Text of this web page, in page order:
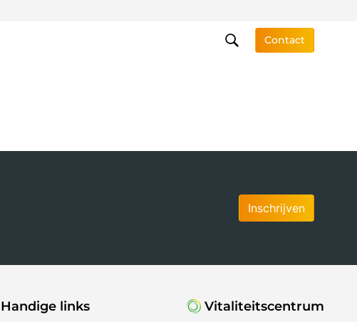
Contact
Inschrijven
Handige links Vitaliteitscentrum